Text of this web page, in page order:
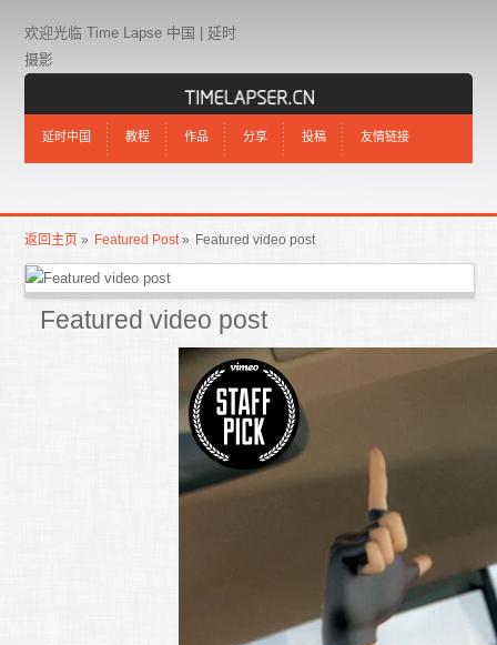
欢迎光临 Time Lapse 中国 | 延时
摄影
延时中国 教程 作品 分享 投稿 友情链接
返回主页 » Featured Post» Featured video post
Featured video post